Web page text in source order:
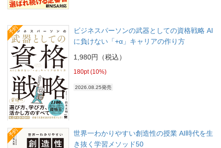
予約
ビジネスパーソンの武器としての資格戦略 AI
に負けない「+α」キャリアの作り方
1,980円（税込）
180pt (10%)
2026.08.25発売
予約
世界一わかりやすい創造性の授業 AI時代を生
き抜く学習メソッド50